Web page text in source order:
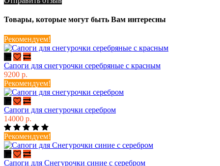
Товары, которые могут быть Вам интересны
Рекомендуем!
Сапоги для снегурочки серебряные с красным
9200 р.
Рекомендуем!
Сапоги для снегурочки серебром
14000 р.
Рекомендуем!
Сапоги для Снегурочки синие с серебром